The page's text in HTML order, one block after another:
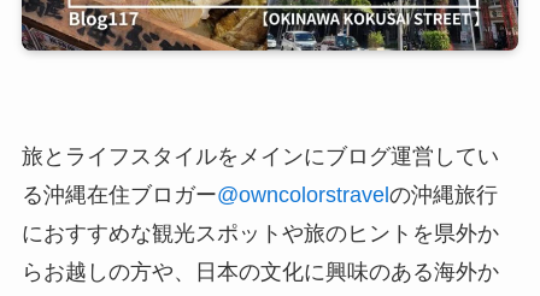
旅とライフスタイルをメインにブログ運営してい
る沖縄在住ブロガー@owncolorstravelの沖縄旅行
におすすめな観光スポットや旅のヒントを県外か
らお越しの方や、日本の文化に興味のある海外か